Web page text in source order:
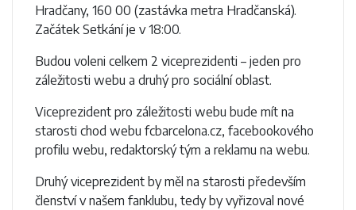
Hradčany, 160 00 (zastávka metra Hradčanská).
Začátek Setkání je v 18:00.
Budou voleni celkem 2 viceprezidenti – jeden pro
záležitosti webu a druhý pro sociální oblast.
Viceprezident pro záležitosti webu bude mít na
starosti chod webu fcbarcelona.cz, facebookového
profilu webu, redaktorský tým a reklamu na webu.
Druhý viceprezident by měl na starosti především
členství v našem fanklubu, tedy by vyřizoval nové